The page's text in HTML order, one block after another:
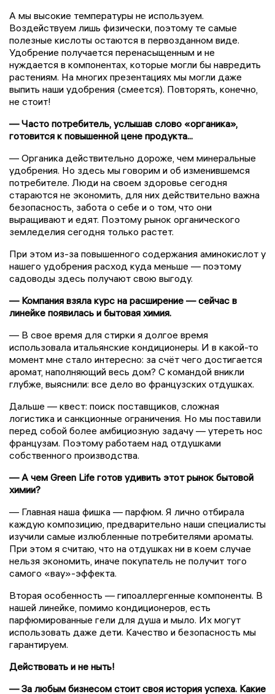
А мы высокие температуры не используем.
Воздействуем лишь физически, поэтому те самые
полезные кислоты остаются в первозданном виде.
Удобрение получается перенасыщенным и не
нуждается в компонентах, которые могли бы навредить
растениям. На многих презентациях мы могли даже
выпить наши удобрения (смеется). Повторять, конечно,
не стоит!
— Часто потребитель, услышав слово «органика»,
готовится к повышенной цене продукта...
— Органика действительно дороже, чем минеральные
удобрения. Но здесь мы говорим и об изменившемся
потребителе. Люди на своем здоровье сегодня
стараются не экономить, для них действительно важна
безопасность, забота о себе и о том, что они
выращивают и едят. Поэтому рынок органического
земледелия сегодня только растет.
При этом из-за повышенного содержания аминокислот у
нашего удобрения расход куда меньше — поэтому
садоводы здесь получают свою выгоду.
— Компания взяла курс на расширение — сейчас в
линейке появилась и бытовая химия.
— В свое время для стирки я долгое время
использовала итальянские кондиционеры. И в какой-то
момент мне стало интересно: за счёт чего достигается
аромат, наполняющий весь дом? С командой вникли
глубже, выяснили: все дело во французских отдушках.
Дальше — квест: поиск поставщиков, сложная
логистика и санкционные ограничения. Но мы поставили
перед собой более амбициозную задачу — утереть нос
французам. Поэтому работаем над отдушками
собственного производства.
— А чем Green Life готов удивить этот рынок бытовой
химии?
— Главная наша фишка — парфюм. Я лично отбирала
каждую композицию, предварительно наши специалисты
изучили самые излюбленные потребителями ароматы.
При этом я считаю, что на отдушках ни в коем случае
нельзя экономить, иначе покупатель не получит того
самого «вау»-эффекта.
Вторая особенность — гипоаллергенные компоненты. В
нашей линейке, помимо кондиционеров, есть
парфюмированные гели для душа и мыло. Их могут
использовать даже дети. Качество и безопасность мы
гарантируем.
Действовать и не ныть!
— За любым бизнесом стоит своя история успеха. Какие